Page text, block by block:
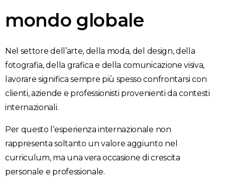
mondo globale
Nel settore dell’arte, della moda, del design, della
fotografia, della grafica e della comunicazione visiva,
lavorare significa sempre più spesso confrontarsi con
clienti, aziende e professionisti provenienti da contesti
internazionali.
Per questo l’esperienza internazionale non
rappresenta soltanto un valore aggiunto nel
curriculum, ma una vera occasione di crescita
personale e professionale.